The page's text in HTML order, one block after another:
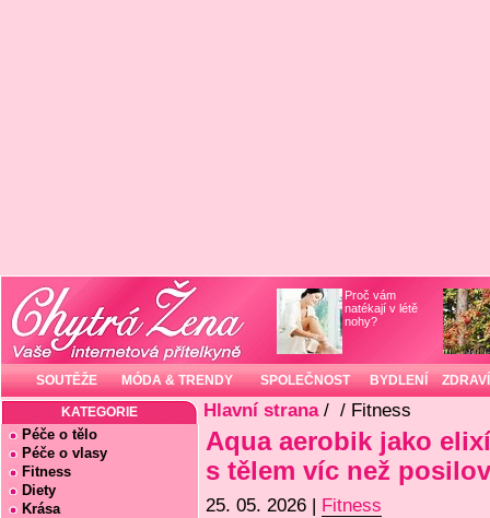
Proč vám
natékají v létě
nohy?
SOUTĚŽE MÓDA & TRENDY SPOLEČNOST BYDLENÍ ZDRAVÍ
KATEGORIE
Péče o tělo
Péče o vlasy
Fitness
Diety
Krása
Hlavní strana/ / Fitness
Aqua aerobik jako
s tělem víc než
25. 05. 2026 | Fitness